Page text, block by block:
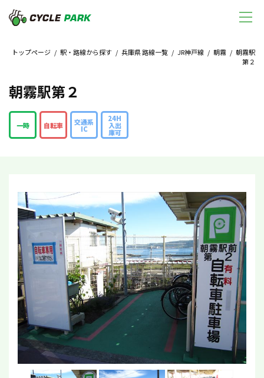
トップページ / 駅・路線から探す / 兵庫県 路線一覧 / JR神戸線 / 朝霧 / 朝霧駅
第２
朝霧駅第２
一時 自転車 交通系
IC
24H
入出
庫可